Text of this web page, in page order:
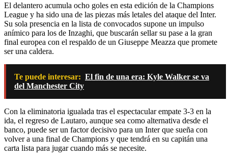
El delantero acumula ocho goles en esta edición de la Champions
League y ha sido una de las piezas más letales del ataque del Inter.
Su sola presencia en la lista de convocados supone un impulso
anímico para los de Inzaghi, que buscarán sellar su pase a la gran
final europea con el respaldo de un Giuseppe Meazza que promete
ser una caldera.
Te puede interesar: El fin de una era: Kyle Walker se va
del Manchester City
Con la eliminatoria igualada tras el espectacular empate 3-3 en la
ida, el regreso de Lautaro, aunque sea como alternativa desde el
banco, puede ser un factor decisivo para un Inter que sueña con
volver a una final de Champions y que tendrá en su capitán una
carta lista para jugar cuando más se necesite.